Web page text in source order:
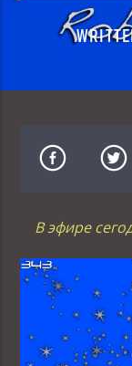
В эфире